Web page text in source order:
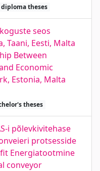
diploma theses
seos
Taani, Eesti, Malta
Between
Economic
Estonia, Malta
theses
i põlevkivitehase
protsesside
Energiatootmine
conveyor